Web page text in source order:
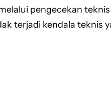
pengecekan
terjadi kendala teknis